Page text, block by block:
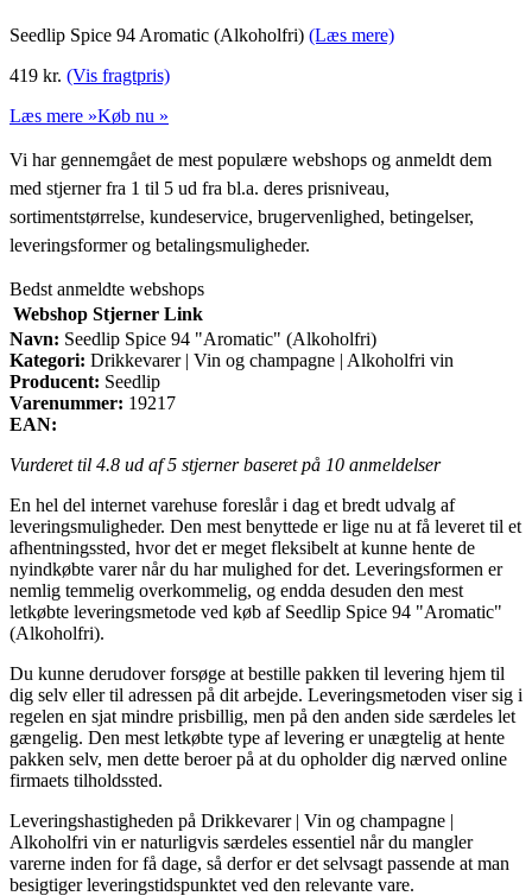
Seedlip Spice 94 Aromatic (Alkoholfri) (Læs mere)
419 kr. (Vis fragtpris)
Læs mere »Køb nu »
Vi har gennemgået de mest populære webshops og anmeldt dem
med stjerner fra 1 til 5 ud fra bl.a. deres prisniveau,
sortimentstørrelse, kundeservice, brugervenlighed, betingelser,
leveringsformer og betalingsmuligheder.
Bedst anmeldte webshops
Webshop Stjerner Link
Navn: Seedlip Spice 94 "Aromatic" (Alkoholfri)
Kategori: Drikkevarer | Vin og champagne | Alkoholfri vin
Producent: Seedlip
Varenummer: 19217
EAN:
Vurderet til 4.8 ud af 5 stjerner baseret på 10 anmeldelser
En hel del internet varehuse foreslår i dag et bredt udvalg af
leveringsmuligheder. Den mest benyttede er lige nu at få leveret til et
afhentningssted, hvor det er meget fleksibelt at kunne hente de
nyindkøbte varer når du har mulighed for det. Leveringsformen er
nemlig temmelig overkommelig, og endda desuden den mest
letkøbte leveringsmetode ved køb af Seedlip Spice 94 "Aromatic"
(Alkoholfri).
Du kunne derudover forsøge at bestille pakken til levering hjem til
dig selv eller til adressen på dit arbejde. Leveringsmetoden viser sig i
regelen en sjat mindre prisbillig, men på den anden side særdeles let
gængelig. Den mest letkøbte type af levering er unægtelig at hente
pakken selv, men dette beroer på at du opholder dig nærved online
firmaets tilholdssted.
Leveringshastigheden på Drikkevarer | Vin og champagne |
Alkoholfri vin er naturligvis særdeles essentiel når du mangler
varerne inden for få dage, så derfor er det selvsagt passende at man
besigtiger leveringstidspunktet ved den relevante vare.